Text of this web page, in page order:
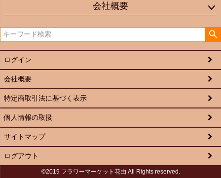
会社概要
ログイン
会社概要
特定商取引法に基づく表示
個人情報の取扱
サイトマップ
ログアウト
©2019 フラワーマーケット花由 All Rights reserved.